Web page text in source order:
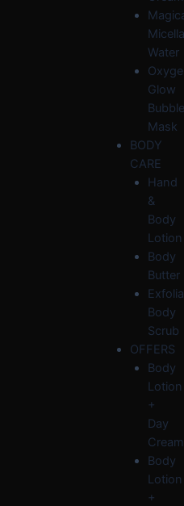
Water
Glow
Bubble
Mask
BODY
CARE
Hand
&
Body
Lotion
Body
Butter
Body
Scrub
OFFERS
Body
Lotion
+
Day
Cream
Body
Lotion
+